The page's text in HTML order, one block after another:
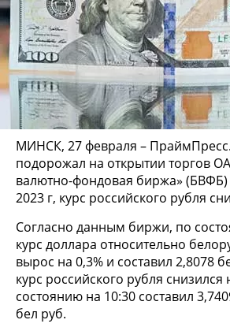
МИНСК, 27 февраля –
подорожал на открытии торгов
валютно-фондовая биржа» (БВФБ)
2023 г, курс российского рубля
Согласно данным биржи, по
курс доллара относительно
вырос на 0,3% и составил 2,8078
курс российского рубля снизился
состоянию на 10:30 составил
бел руб.